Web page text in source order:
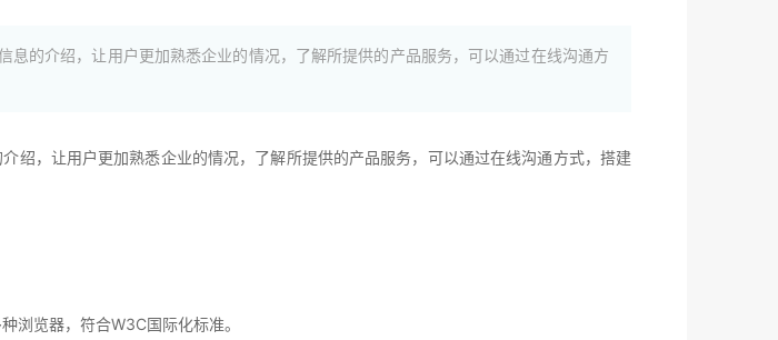
的介绍，让用户更加熟悉企业的情况，了解所提供的产品服务，可以通过在线沟通方
绍，让用户更加熟悉企业的情况，了解所提供的产品服务，可以通过在线沟通方式，搭建
浏览器，符合W3C国际化标准。